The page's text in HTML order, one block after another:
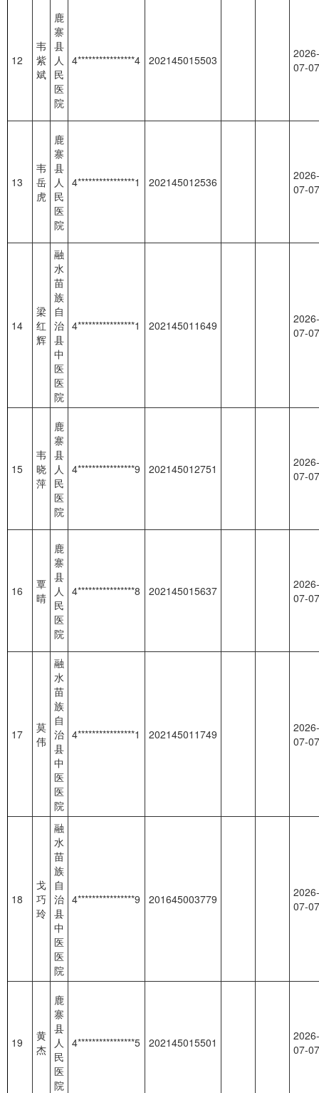
12
韦
紫
斌
鹿
寨
县
人
民
医
院
4****************4 202145015503
2026-
07-07
13
韦
岳
虎
鹿
寨
县
人
民
医
院
4****************1 202145012536
2026-
07-07
14
梁
红
辉
融
水
苗
族
自
治
县
中
医
医
院
4****************1 202145011649
2026-
07-07
15
韦
晓
萍
鹿
寨
县
人
民
医
院
4****************9 202145012751
2026-
07-07
16
覃
晴
鹿
寨
县
人
民
医
院
4****************8 202145015637
2026-
07-07
17
莫
伟
融
水
苗
族
自
治
县
中
医
医
院
4****************1 202145011749
2026-
07-07
18
戈
巧
玲
融
水
苗
族
自
治
县
中
医
医
院
4****************9 201645003779
2026-
07-07
19
黄
杰
鹿
寨
县
人
民
医
院
4****************5 202145015501
2026-
07-07